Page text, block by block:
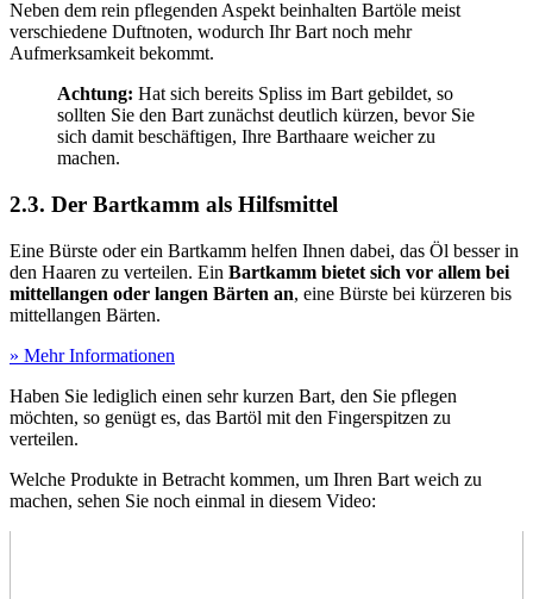
Neben dem rein pflegenden Aspekt beinhalten Bartöle meist
verschiedene Duftnoten, wodurch Ihr Bart noch mehr
Aufmerksamkeit bekommt.
Achtung: Hat sich bereits Spliss im Bart gebildet, so
sollten Sie den Bart zunächst deutlich kürzen, bevor Sie
sich damit beschäftigen, Ihre Barthaare weicher zu
machen.
2.3. Der Bartkamm als Hilfsmittel
Eine Bürste oder ein Bartkamm helfen Ihnen dabei, das Öl besser in
den Haaren zu verteilen. Ein Bartkamm bietet sich vor allem bei
mittellangen oder langen Bärten an, eine Bürste bei kürzeren bis
mittellangen Bärten.
» Mehr Informationen
Haben Sie lediglich einen sehr kurzen Bart, den Sie pflegen
möchten, so genügt es, das Bartöl mit den Fingerspitzen zu
verteilen.
Welche Produkte in Betracht kommen, um Ihren Bart weich zu
machen, sehen Sie noch einmal in diesem Video: